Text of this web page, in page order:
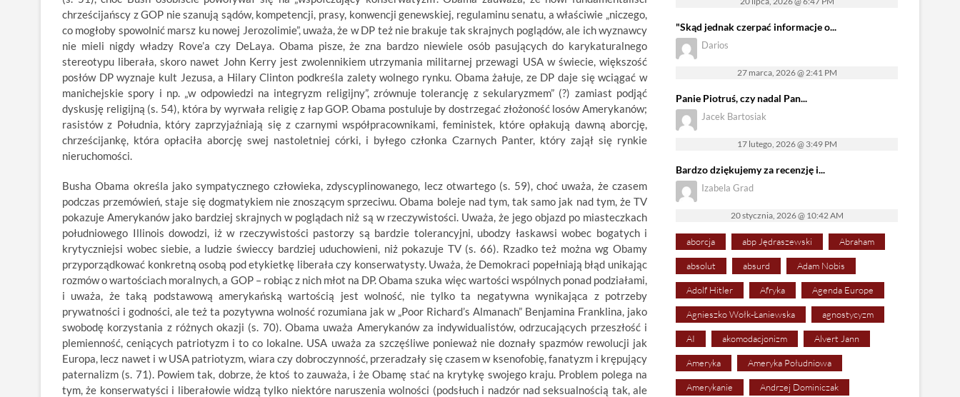
chrześcijańscy z GOP nie szanują sądów, kompetencji, prasy, konwencji genewskiej, regulaminu senatu, a właściwie „niczego,
co mogłoby spowolnić marsz ku nowej Jerozolimie”, uważa, że w DP też nie brakuje tak skrajnych poglądów, ale ich wyznawcy
nie mieli nigdy władzy Rove’a czy DeLaya. Obama pisze, że zna bardzo niewiele osób pasujących do karykaturalnego
stereotypu liberała, skoro nawet John Kerry jest zwolennikiem utrzymania militarnej przewagi USA w świecie, większość
posłów DP wyznaje kult Jezusa, a Hilary Clinton podkreśla zalety wolnego rynku. Obama żałuje, ze DP daje się wciągać w
manichejskie spory i np. „w odpowiedzi na integryzm religijny”, zrównuje tolerancję z sekularyzmem” (?) zamiast podjąć
dyskusję religijną (s. 54), która by wyrwała religię z łap GOP. Obama postuluje by dostrzegać złożoność losów Amerykanów;
rasistów z Południa, który zaprzyjaźniają się z czarnymi współpracownikami, feministek, które opłakują dawną aborcję,
chrześcijankę, która opłaciła aborcję swej nastoletniej córki, i byłego członka Czarnych Panter, który zajął się rynkie
nieruchomości.
Busha Obama określa jako sympatycznego człowieka, zdyscyplinowanego, lecz otwartego (s. 59), choć uważa, że czasem
podczas przemówień, staje się dogmatykiem nie znoszącym sprzeciwu. Obama boleje nad tym, tak samo jak nad tym, że TV
pokazuje Amerykanów jako bardziej skrajnych w poglądach niż są w rzeczywistości. Uważa, że jego objazd po miasteczkach
południowego Illinois dowodzi, iż w rzeczywistości pastorzy są bardzie tolerancyjni, ubodzy łaskawsi wobec bogatych i
krytyczniejsi wobec siebie, a ludzie świeccy bardziej uduchowieni, niż pokazuje TV (s. 66). Rzadko też można wg Obamy
przyporządkować konkretną osobą pod etykietkę liberała czy konserwatysty. Uważa, że Demokraci popełniają błąd unikając
rozmów o wartościach moralnych, a GOP – robiąc z nich młot na DP. Obama szuka więc wartości wspólnych ponad podziałami,
i uważa, że taką podstawową amerykańską wartością jest wolność, nie tylko ta negatywna wynikająca z potrzeby
prywatności i godności, ale też ta pozytywna wolność rozumiana jak w „Poor Richard’s Almanach” Benjamina Franklina, jako
swobodę korzystania z różnych okazji (s. 70). Obama uważa Amerykanów za indywidualistów, odrzucających przeszłość i
plemienność, ceniących patriotyzm i to co lokalne. USA uważa za szczęśliwe ponieważ nie doznały spazmów rewolucji jak
Europa, lecz nawet i w USA patriotyzm, wiara czy dobroczynność, przeradzały się czasem w ksenofobię, fanatyzm i krępujący
paternalizm (s. 71). Powiem tak, dobrze, że ktoś to zauważa, i że Obamę stać na krytykę swojego kraju. Problem polega na
tym, że konserwatyści i liberałowie widzą tylko niektóre naruszenia wolności (podsłuch i nadzór nad seksualnością tak, ale
"Skąd jednak czerpać informacje o...
Darios
27 marca, 2026 @ 2:41 PM
Panie Piotruś, czy nadal Pan...
Jacek Bartosiak
17 lutego, 2026 @ 3:49 PM
Bardzo dziękujemy za recenzję i...
Izabela Grad
20 stycznia, 2026 @ 10:42 AM
aborcja abp Jędraszewski Abraham
absolut absurd Adam Nobis
Adolf Hitler Afryka Agenda Europe
Agnieszko Wołk-Łaniewska agnostycyzm
AI akomodacjonizm Alvert Jann
Ameryka Ameryka Południowa
Amerykanie Andrzej Dominiczak